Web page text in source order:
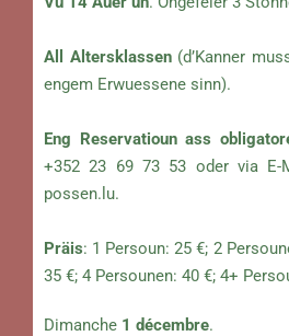
All Altersklassen(d’Kanner
engem Erwuessene sinn).
Eng Reservatioun ass
+352 23 69 73 53 oder via E-
possen.lu.
Präis: 1 Persoun: 25 €; 2
35 €; 4 Persounen: 40 €; 4+
Dimanche 1 décembre.